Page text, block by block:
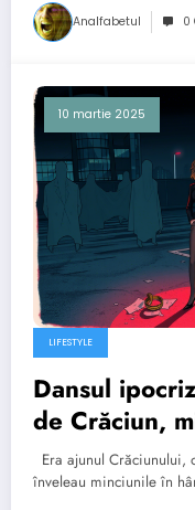
Analfabetul 0
10 martie 2025
LIFESTYLE
Dansul
de Crăciun,
poetic
Era ajunul Crăciunului,
înveleau minciunile în